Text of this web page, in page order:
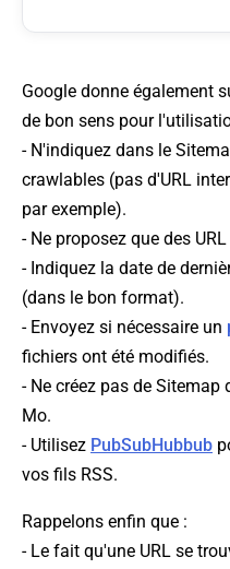
Google donne également
de bon sens pour
- N'indiquez dans le
crawlables (pas d'URL
par exemple).
- Ne proposez que des
- Indiquez la date de
(dans le bon format).
- Envoyez si nécessaire un
fichiers ont été modifiés.
- Ne créez pas de Sitemap
Mo.
- Utilisez PubSubHubbub
vos fils RSS.
Rappelons enfin que :
- Le fait qu'une URL se